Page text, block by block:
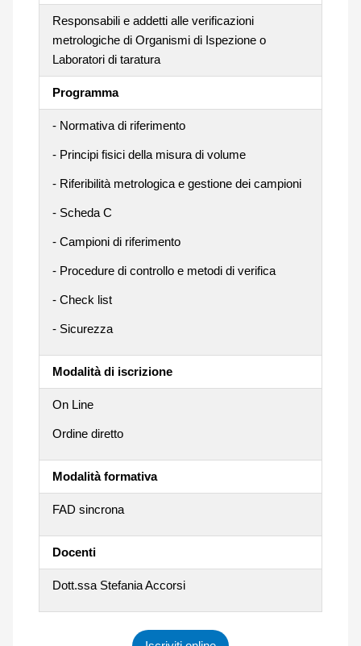
Responsabili e addetti alle verificazioni
metrologiche di Organismi di Ispezione o
Laboratori di taratura
Programma
- Normativa di riferimento
- Principi fisici della misura di volume
- Riferibilità metrologica e gestione dei campioni
- Scheda C
- Campioni di riferimento
- Procedure di controllo e metodi di verifica
- Check list
- Sicurezza
Modalità di iscrizione
On Line
Ordine diretto
Modalità formativa
FAD sincrona
Docenti
Dott.ssa Stefania Accorsi